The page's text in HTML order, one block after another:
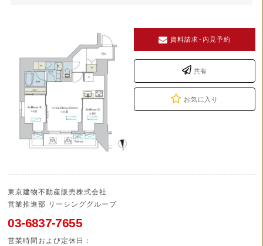
資料請求･内見予約
共有
お気に入り
東京建物不動産販売株式会社
営業推進部 リーシンググループ
03-6837-7655
営業時間および定休日：